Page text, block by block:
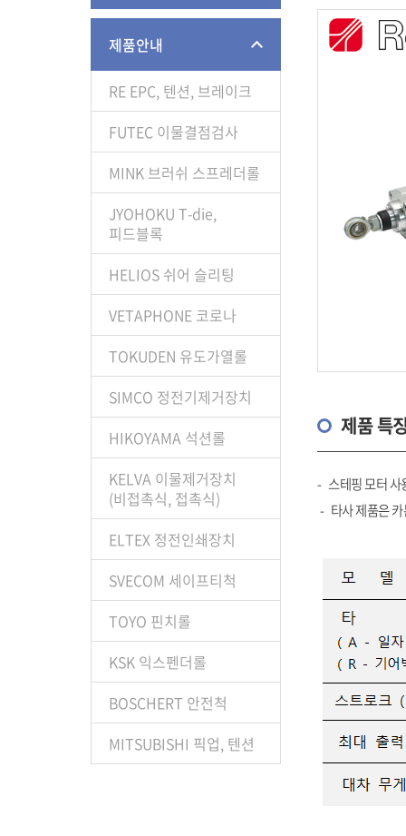
제품안내
RE EPC, 텐션, 브레이크
FUTEC 이물결점검사
MINK 브러쉬 스프레더롤
JYOHOKU T-die,
피드블록
HELIOS 쉬어 슬리팅
VETAPHONE 코로나
TOKUDEN 유도가열롤
SIMCO 정전기제거장치
HIKOYAMA 석션롤
KELVA 이물제거장치
(비접촉식, 접촉식)
ELTEX 정전인쇄장치
SVECOM 세이프티척
TOYO 핀치롤
KSK 익스펜더롤
BOSCHERT 안전척
MITSUBISHI 픽업, 텐션
제품 특
- 스테핑 모터 사
- 타사 제품은 카